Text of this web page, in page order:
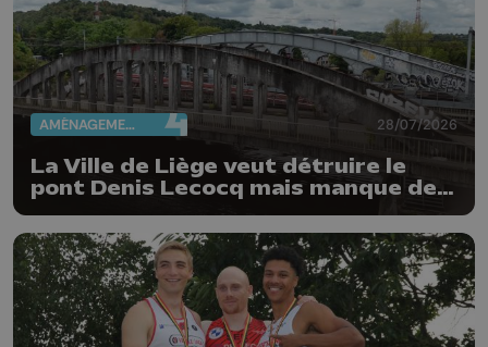
AMÉNAGEMENT DU TERRITOIRE 28/07/2026
La Ville de Liège veut détruire le
pont Denis Lecocq mais manque de
budget pour le faire